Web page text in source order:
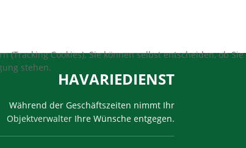
HAVARIEDIENST
Während der Geschäftszeiten nimmt Ihr
Objektverwalter Ihre Wünsche entgegen.
Cookies). Sie können selbst entscheiden, ob Sie
stehen.